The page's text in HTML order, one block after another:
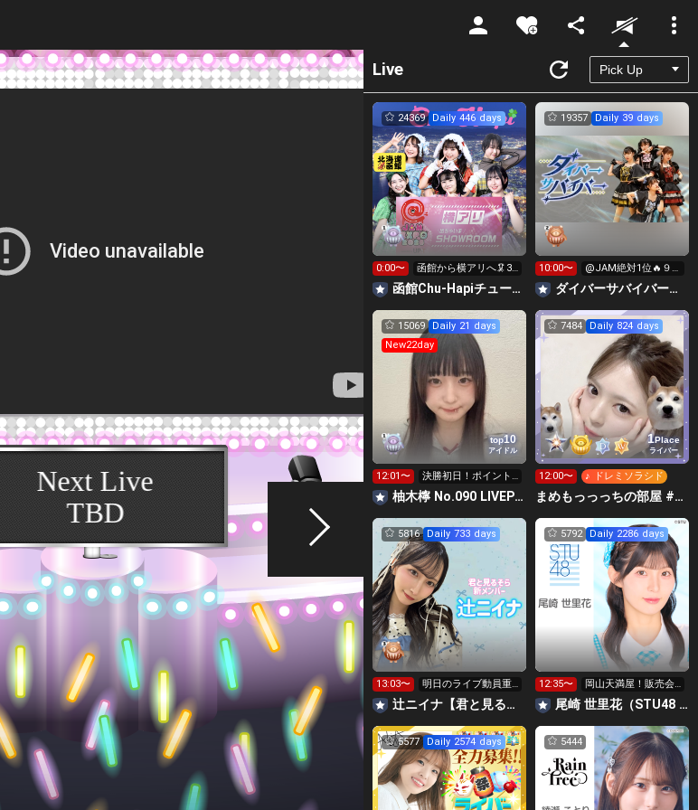
Unmute
Live
24369 Daily 446 days
0:00〜
函館から横アリへ🦑32
0万pt目標！キラ星
求！
函館Chu-Hapiチューハピ🌈
19357 Daily 39 days
10:00〜
@JAM絶対1位🔥９
時間配信リレー‼️
‪ダイバーサバイバー【公式】
top10
アイドル
15069
Daily 21 days
New22day
12:01〜
決勝初日！ポイント
1.2倍!!
柚木檸 No.090 LIVEPLANET新アイドルAD
1Place
ライバー
7484 Daily 824 days
12:00〜 ♪ ドレミソラシド
まめもっっっちの部屋 #Rリーグ🍑
5816 Daily 733 days
13:03〜
明日のライブ動員重
要‼️
辻ニイナ【君と見るそら】
5792 Daily 2286 days
12:35〜
岡山天満屋！販売会
ありがとうございま
した
尾崎 世里花（STU48 2期生）
5577 Daily 2574 days 5444